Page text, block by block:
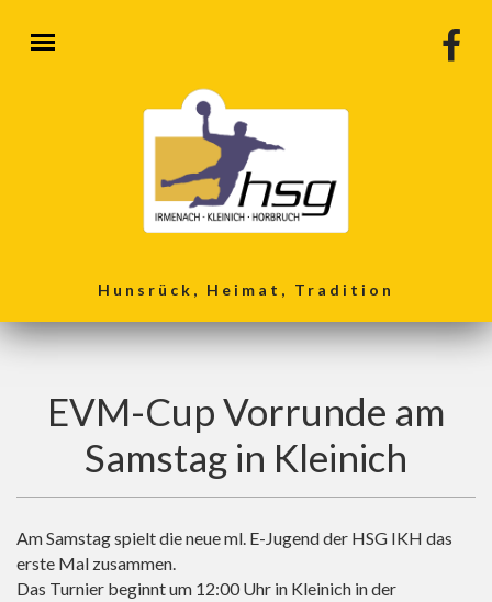
Hunsrück, Heimat, Tradition
EVM-Cup Vorrunde am
Samstag in Kleinich
Am Samstag spielt die neue ml. E-Jugend der HSG IKH das
erste Mal zusammen.
Das Turnier beginnt um 12:00 Uhr in Kleinich in der